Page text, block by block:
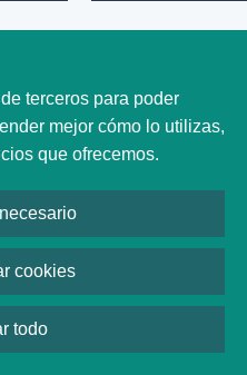
índices y más con un broker
terceros para poder
mejor cómo lo utilizas,
que ofrecemos.
cookies
todo